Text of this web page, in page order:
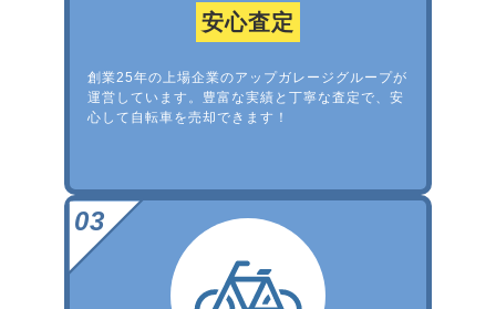
安心査定
創業25年の上場企業のアップガレージグループが
運営しています。豊富な実績と丁寧な査定で、安
心して自転車を売却できます！